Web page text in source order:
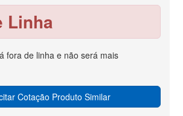
Linha
fora de linha e não será mais
Cotação Produto Similar